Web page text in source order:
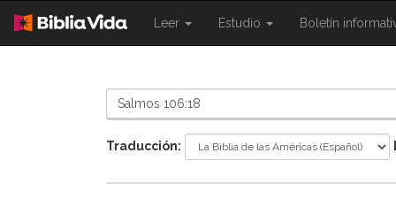
Leer
{{
Estudio
{{
Boletín
Traducción: